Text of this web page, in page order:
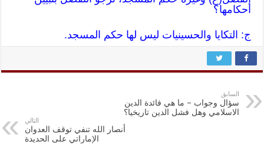
أحكامها؟
ج: التكايا والحسينيات ليس لها حكم المسجد.
السابق
سؤال وجواب – ما هي فائدة الدين
الاسلامي وهل فشل الدين تاريخيا؟
التالي
أنصار الله تنفي توقف العدوان
الإماراتي على الحديدة